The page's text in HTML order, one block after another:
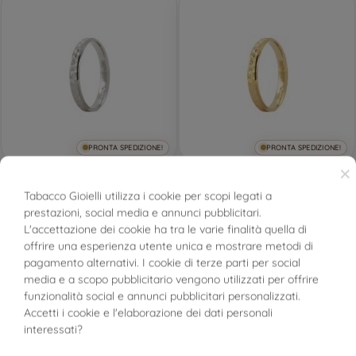
PRONTA SPEDIZIONE!
comoda Oro Bianco
UNOAERRE
346,00 €
PRONTA SPEDIZIONE!
comoda Oro Giallo
UNOAERRE
346,00 €
-18% -15%
×
Tabacco Gioielli utilizza i cookie per scopi legati a
prestazioni, social media e annunci pubblicitari.
L'accettazione dei cookie ha tra le varie finalità quella di
offrire una esperienza utente unica e mostrare metodi di
pagamento alternativi. I cookie di terze parti per social
media e a scopo pubblicitario vengono utilizzati per offrire
funzionalità social e annunci pubblicitari personalizzati.
Accetti i cookie e l'elaborazione dei dati personali
interessati?